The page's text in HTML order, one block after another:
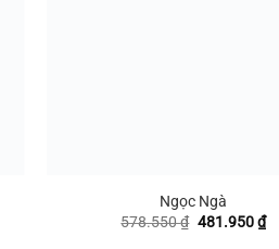
Ngọc Ngà
578.550₫ Giá
481.950₫Giá